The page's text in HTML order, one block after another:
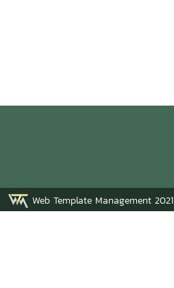
Web Template Management 2021